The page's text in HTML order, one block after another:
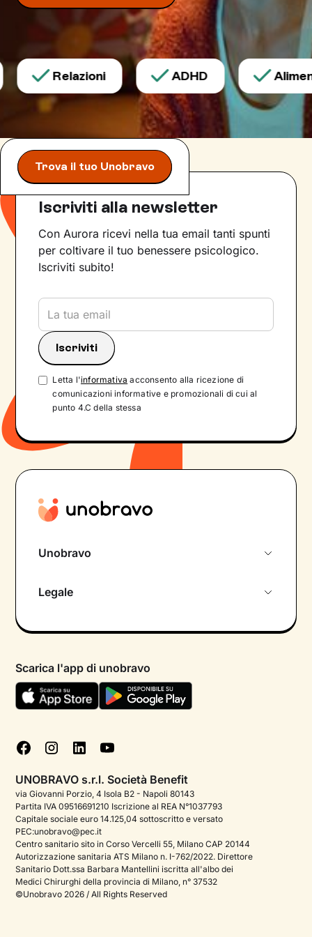
Relazioni ADHD
Trova il tuo Unobravo
Iscriviti alla newsletter
Con Aurora ricevi nella tua email tanti spunti
per coltivare il tuo benessere psicologico.
Iscriviti subito!
Letta l'informativa acconsento alla ricezione di
comunicazioni informative e promozionali di cui al
punto 4.C della stessa
Unobravo
Psicologo in chat
Aiuto urgente
FAQ
Podcast di psicologia
Corporate
Psicologo italiano all'estero
Approfondimenti sulla salute mentale
Sala stampa
Legale
Termini e condizioni
Informativa Privacy
Cookie policy
Gestisci cookie
Scarica l'app di unobravo
UNOBRAVO s.r.l. Società Benefit
via Giovanni Porzio, 4 Isola B2 - Napoli 80143
Partita IVA 09516691210 Iscrizione al REA N°1037793
Capitale sociale euro 14.125,04 sottoscritto e versato
PEC:unobravo@pec.it
Centro sanitario sito in Corso Vercelli 55, Milano CAP 20144
Autorizzazione sanitaria ATS Milano n. I-762/2022. Direttore
Sanitario Dott.ssa Barbara Mantellini iscritta all'albo dei
Medici Chirurghi della provincia di Milano, n° 37532
©Unobravo 2026 / All Rights Reserved